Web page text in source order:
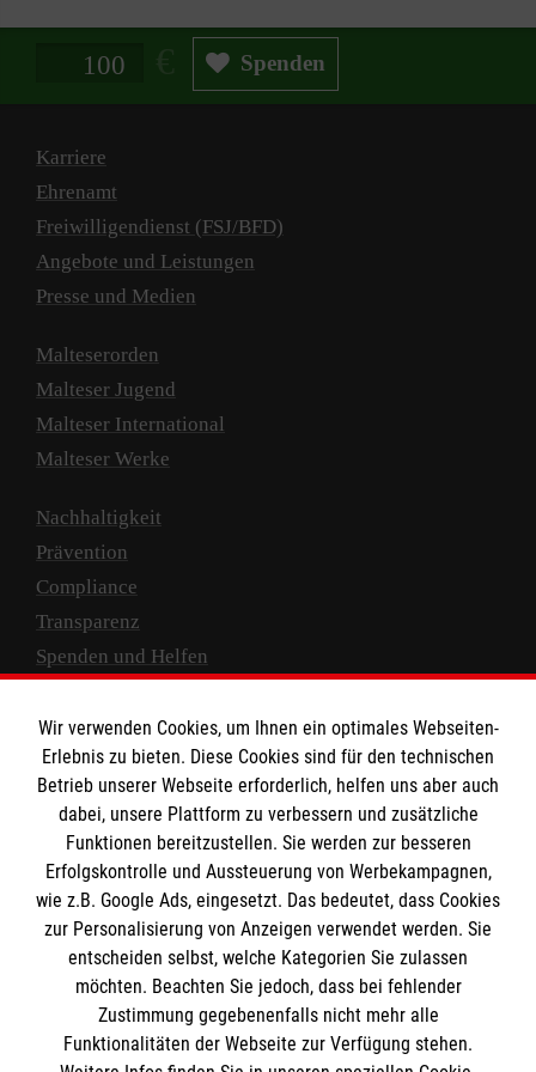
Spendenbetrag in Euro Spenden
Karriere
Ehrenamt
Freiwilligendienst (FSJ/BFD)
Angebote und Leistungen
Presse und Medien
Malteserorden
Malteser Jugend
Malteser International
Malteser Werke
Nachhaltigkeit
Prävention
Compliance
Transparenz
Spenden und Helfen
Empfänger: Malteser Hilfsdienst e.V.
IBAN: DE10 3706 0120 1201 2000 12
BIC: GENODED 1PA7
Wir verwenden Cookies, um Ihnen ein optimales Webseiten-
Erlebnis zu bieten. Diese Cookies sind für den technischen
Betrieb unserer Webseite erforderlich, helfen uns aber auch
dabei, unsere Plattform zu verbessern und zusätzliche
Funktionen bereitzustellen. Sie werden zur besseren
Erfolgskontrolle und Aussteuerung von Werbekampagnen,
wie z.B. Google Ads, eingesetzt. Das bedeutet, dass Cookies
zur Personalisierung von Anzeigen verwendet werden. Sie
entscheiden selbst, welche Kategorien Sie zulassen
möchten. Beachten Sie jedoch, dass bei fehlender
Zustimmung gegebenenfalls nicht mehr alle
Funktionalitäten der Webseite zur Verfügung stehen.